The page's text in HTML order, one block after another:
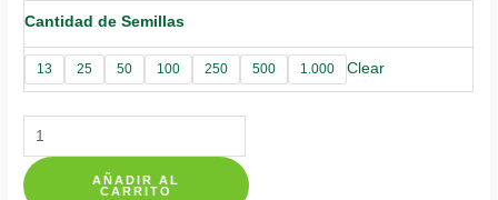
Cantidad de Semillas
13 25 50 100 250 500 1.000 Clear
Semillas
Orgánicas
De
AÑADIR AL
CARRITO